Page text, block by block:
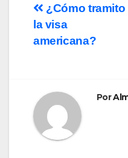
de
¿Cómo tramito
la visa
americana?
Por